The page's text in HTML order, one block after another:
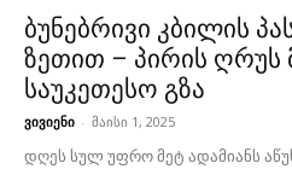
ბუნებრივი კბილის
ზეთით – პირის ღრუს
საუკეთესო გზა
ვივიენი - მაისი 1, 2025
დღეს სულ უფრო მეტ ადამიანს